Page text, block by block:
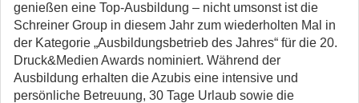
genießen eine Top-Ausbildung – nicht umsonst ist die
Schreiner Group in diesem Jahr zum wiederholten Mal in
der Kategorie „Ausbildungsbetrieb des Jahres“ für die 20.
Druck&Medien Awards nominiert. Während der
Ausbildung erhalten die Azubis eine intensive und
persönliche Betreuung, 30 Tage Urlaub sowie die